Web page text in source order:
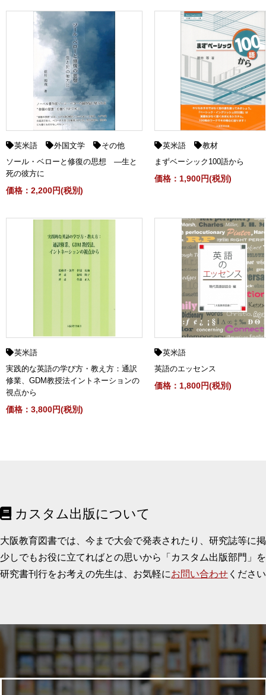
英米語 外国文学
その他
ソール・ベローと修復の思想 ―生と
死の彼方に
価格：2,200円(税別)
英米語
教材
まずベーシック100語から
価格：1,900円(税別)
英米語
実践的な英語の学び方・教え方：通訳
修業、GDM教授法イントネーションの
視点から
価格：3,800円(税別)
英米語
英語のエッセンス
価格：1,800円(税別)
カスタム出版について
大阪教育図書では、今まで大会で発表されたり、研究誌等に
少しでもお役に立てればとの思いから「カスタム出版部門」
研究書刊行をお考えの先生は、お気軽にお問い合わせ くださ